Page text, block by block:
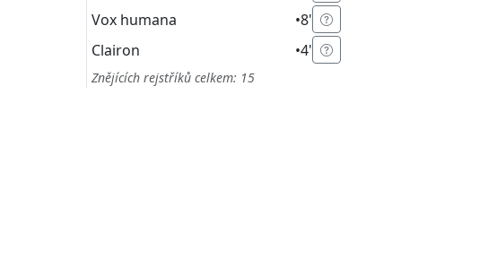
Vox humana
•8'
Clairon
•4'
Znějících rejstříků celkem: 15